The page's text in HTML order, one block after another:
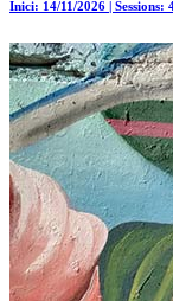
Inici: 14/11/2026 | Sessions: